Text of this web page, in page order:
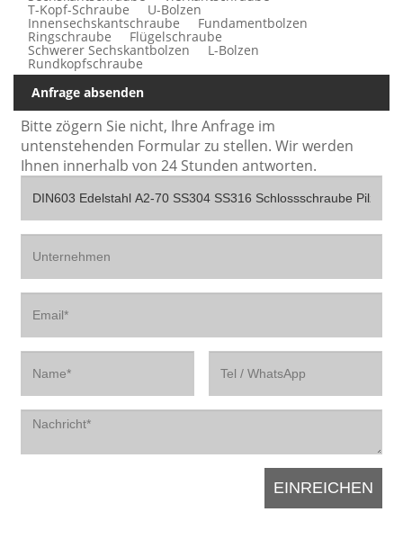
T-Kopf-Schraube U-Bolzen
Innensechskantschraube Fundamentbolzen
Ringschraube Flügelschraube
Schwerer Sechskantbolzen L-Bolzen
Rundkopfschraube
Anfrage absenden
Bitte zögern Sie nicht, Ihre Anfrage im
untenstehenden Formular zu stellen. Wir werden
Ihnen innerhalb von 24 Stunden antworten.